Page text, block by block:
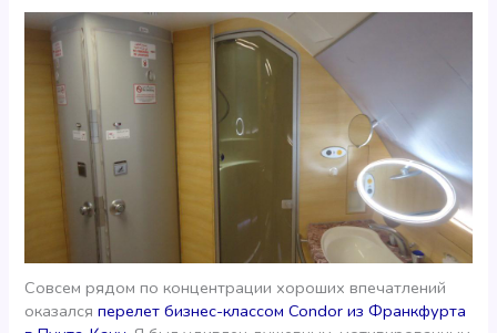
Совсем рядом по концентрации хороших впечатлений
оказалсяперелет бизнес-классом Condor из Франкфурта